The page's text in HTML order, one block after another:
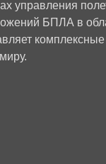
управления
БПЛА в
комплексные